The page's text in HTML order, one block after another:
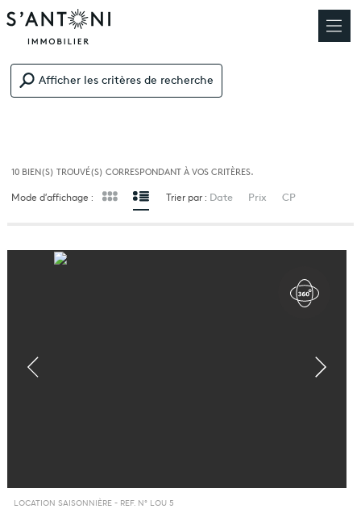
Afficher les critères de recherche
10BIEN(S) TROUVÉ(S) CORRESPONDANT À VOS CRITÈRES.
Mode d’affichage : Trier par : Date Prix CP
LOCATION SAISONNIÈRE - REF. N° LOU 5